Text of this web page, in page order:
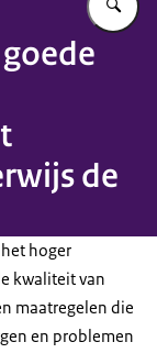
de
hoger
kwaliteit van
maatregelen die
en problemen